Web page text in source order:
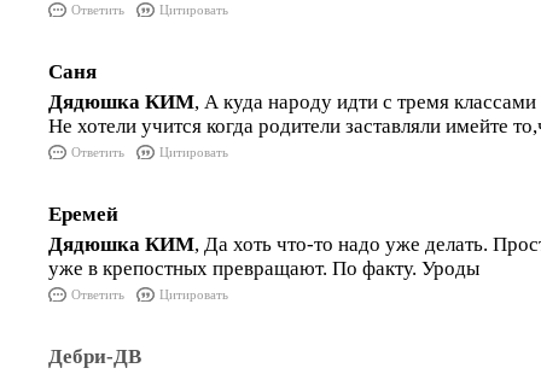
Ответить Цитировать
Саня
Дядюшка КИМ, А куда народу идти с тремя
Не хотели учится когда родители заставляли имейте
Ответить Цитировать
Еремей
Дядюшка КИМ, Да хоть что-то надо уже делать.
уже в крепостных превращают. По факту. Уроды
Ответить Цитировать
Дебри-ДВ